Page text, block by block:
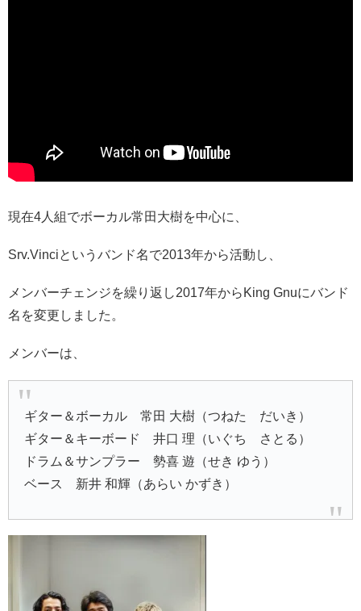
現在4人組でボーカル常田大樹を中心に、
Srv.Vinciというバンド名で2013年から活動し、
メンバーチェンジを繰り返し2017年からKing Gnuにバンド
名を変更しました。
メンバーは、
ギター＆ボーカル 常田 大樹（つねた だいき）
ギター＆キーボード 井口 理（いぐち さとる）
ドラム＆サンプラー 勢喜 遊（せき ゆう）
ベース 新井 和輝（あらい かずき）